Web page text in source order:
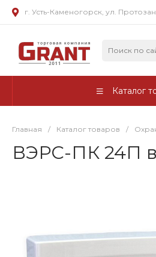
г. Усть-Каменогорск, ул.
Каталог
Главная / Каталог товаров /
ВЭРС-ПК 24П